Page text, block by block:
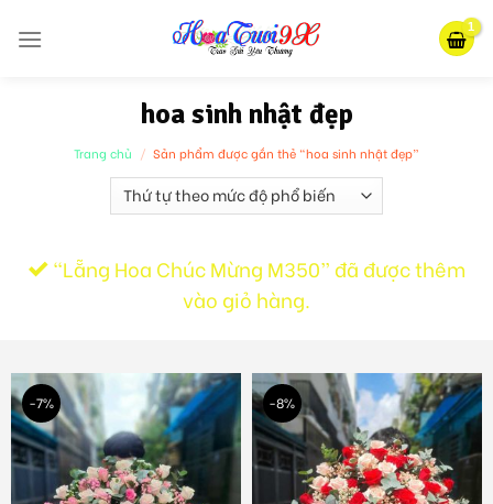
hoa sinh nhật đẹp
Trang chủ / Sản phẩm được gắn thẻ “hoa sinh nhật đẹp”
“Lẵng Hoa Chúc Mừng M350” đã được thêm
vào giỏ hàng.
-7% -8%